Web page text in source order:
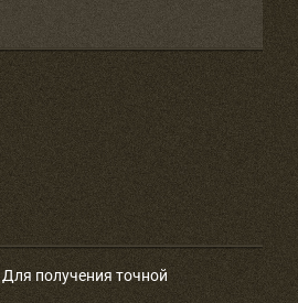
получения точной